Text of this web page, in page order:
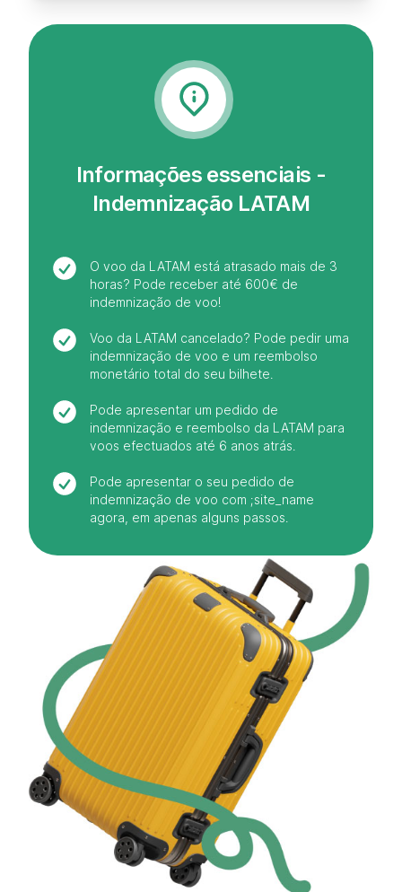
Informações essenciais -
Indemnização LATAM
O voo da LATAM está atrasado mais de 3
horas? Pode receber até 600€ de
indemnização de voo!
Voo da LATAM cancelado? Pode pedir uma
indemnização de voo e um reembolso
monetário total do seu bilhete.
Pode apresentar um pedido de
indemnização e reembolso da LATAM para
voos efectuados até 6 anos atrás.
Pode apresentar o seu pedido de
indemnização de voo com ;site_name
agora, em apenas alguns passos.